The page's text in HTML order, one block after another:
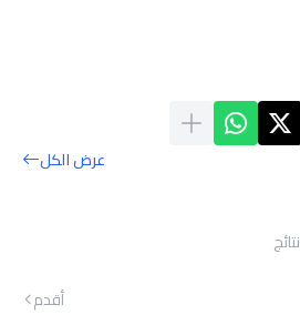
عرض الكل
أقدم